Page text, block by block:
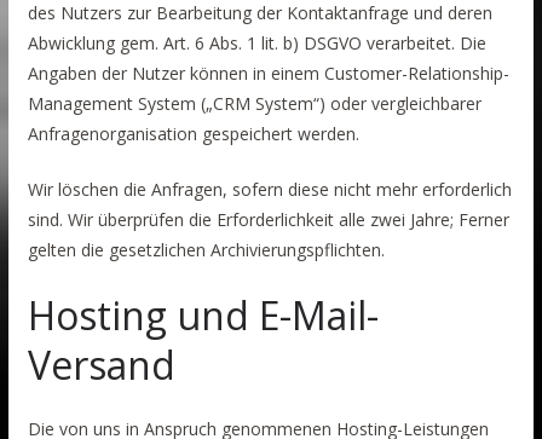
des Nutzers zur Bearbeitung der Kontaktanfrage und deren
Abwicklung gem. Art. 6 Abs. 1 lit. b) DSGVO verarbeitet. Die
Angaben der Nutzer können in einem Customer-Relationship-
Management System („CRM System“) oder vergleichbarer
Anfragenorganisation gespeichert werden.
Wir löschen die Anfragen, sofern diese nicht mehr erforderlich
sind. Wir überprüfen die Erforderlichkeit alle zwei Jahre; Ferner
gelten die gesetzlichen Archivierungspflichten.
Hosting und E-Mail-
Versand
Die von uns in Anspruch genommenen Hosting-Leistungen